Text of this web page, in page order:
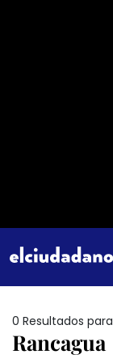
0 Resultados para
Rancagua